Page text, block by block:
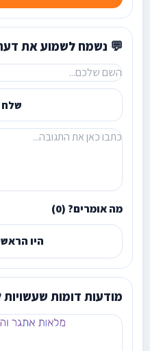
💬 נשמח לשמוע את
שלח
מה אומרים? (0)
היו
מודעות דומות שעשויות